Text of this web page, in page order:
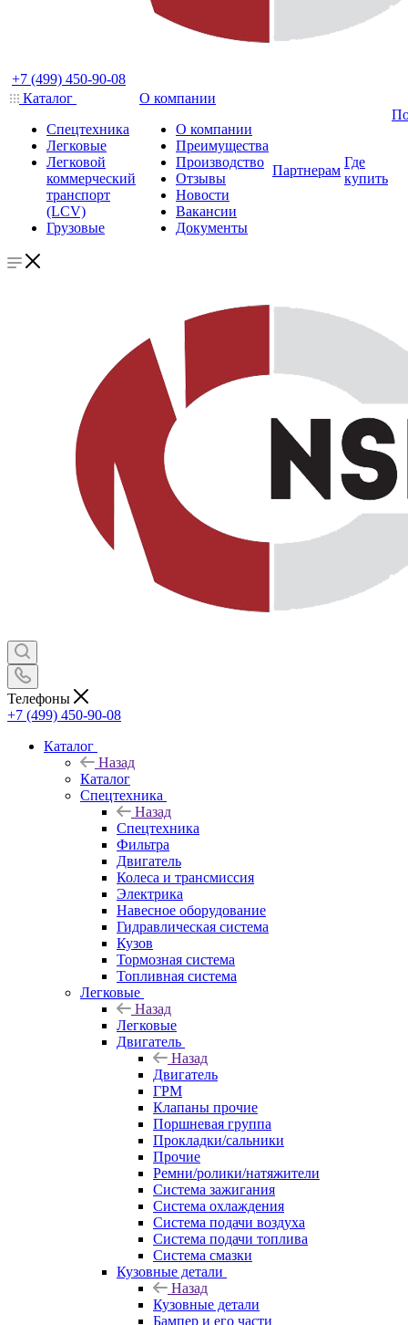
+7 (499) 450-90-08
Каталог
Спецтехника
Легковые
Легковой
коммерческий
транспорт
(LCV)
Грузовые
О компании
О компании
Преимущества
Производство
Отзывы
Новости
Вакансии
Документы
Партнерам
Где
купить
Телефоны
+7 (499) 450-90-08
Каталог
Назад
Каталог
Спецтехника
Назад
Спецтехника
Фильтра
Двигатель
Колеса и трансмиссия
Электрика
Навесное оборудование
Гидравлическая система
Кузов
Тормозная система
Топливная система
Легковые
Назад
Легковые
Двигатель
Назад
Двигатель
ГРМ
Клапаны прочие
Поршневая группа
Прокладки/сальники
Прочие
Ремни/ролики/натяжители
Система зажигания
Система охлаждения
Система подачи воздуха
Система подачи топлива
Система смазки
Кузовные детали
Назад
Кузовные детали
Бампер и его части